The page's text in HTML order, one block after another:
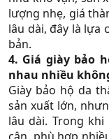
lượng nhẹ, giá
lâu dài, đây là lựa
bản.
4. Giá giày bảo
nhau nhiều
Giày bảo hộ da
sản xuất lớn,
lâu dài. Trong